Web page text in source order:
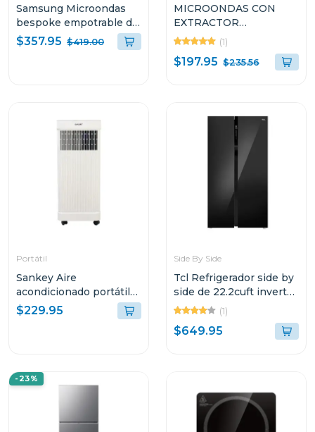
Samsung Microondas
bespoke empotrable de
2.1cuft con auto
dimming glass
$357.95 $419.00
MICROONDAS CON
EXTRACTOR
EMPOTRABLE LG DE
1.7 CUFT EASY CLEAN
LMV1764ST
(1)
$197.95 $235.56
Portátil
Sankey Aire
acondicionado portátil
de 8500btu r32 blanco
$229.95
Side By Side
Tcl Refrigerador side by
side de 22.2cuft inverter
negro cristal p650
(1)
$649.95
-23%